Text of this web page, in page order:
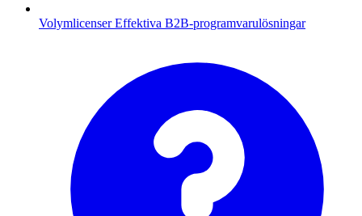
Volymlicenser Effektiva B2B-programvarulösningar